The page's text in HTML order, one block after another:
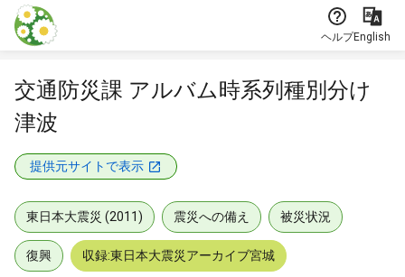
本文に飛ぶ
ヘルプEnglish
交通防災課 アルバム時系列種別分け
津波
提供元サイトで表示
東日本大震災 (2011) 震災への備え 被災状況
復興 収録:東日本大震災アーカイブ宮城